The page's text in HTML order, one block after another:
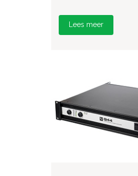
Lees meer